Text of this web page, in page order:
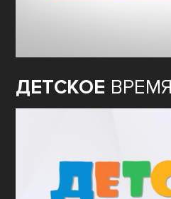
ДЕТСКОЕ ВРЕМЯ